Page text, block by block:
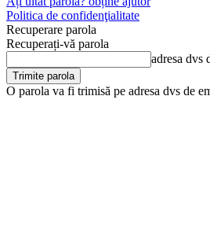
Politica de confidenţialitate
Recuperare parola
Recuperați-vă parola
adresa dvs
O parola va fi trimisă pe adresa dvs de